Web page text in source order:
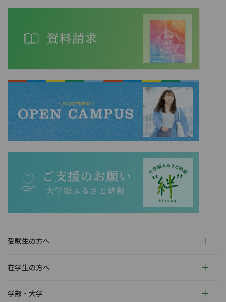
受験生の方へ
在学生の方へ
学部・大学